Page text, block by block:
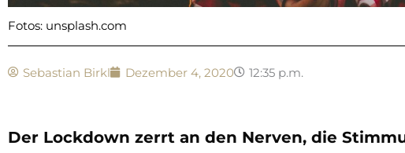
Fotos: unsplash.com
Sebastian Birkl Dezember 4, 2020 12:35 p.m.
Der Lockdown zerrt an den Nerven, die